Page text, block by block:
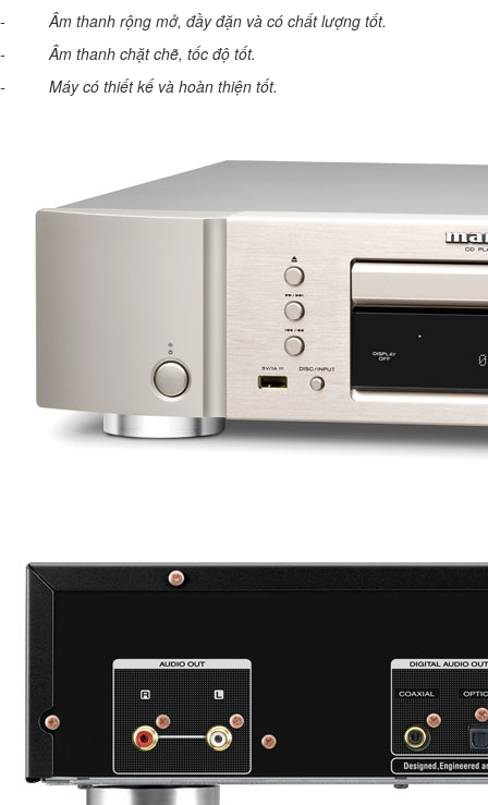
- Âm thanh rộng mở, đầy đặn và có chất lượng tốt.
- Âm thanh chặt chẽ, tốc độ tốt.
- Máy có thiết kế và hoàn thiện tốt.